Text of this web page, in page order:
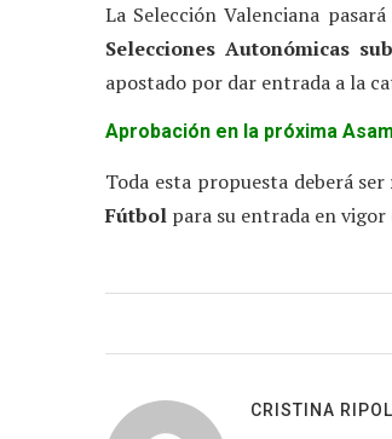
La Selección Valenciana
Selecciones Autonómicas
apostado por dar entrada a la
Aprobación en la próxima
Toda esta propuesta deberá ser
Fútbol para su entrada en
CRISTINA